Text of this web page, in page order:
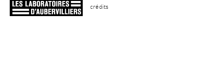
crédits